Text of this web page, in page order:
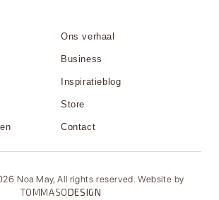
Ons verhaal
Business
Inspiratieblog
Store
Contact
Noa May, All rights reserved. Website by
TOMMASODESIGN